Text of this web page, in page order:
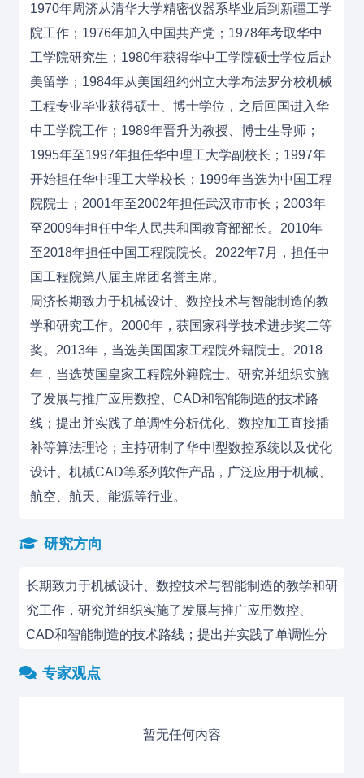
1970年周济从清华大学精密仪器系毕业后到新疆工学
院工作；1976年加入中国共产党；1978年考取华中
工学院研究生；1980年获得华中工学院硕士学位后赴
美留学；1984年从美国纽约州立大学布法罗分校机械
工程专业毕业获得硕士、博士学位，之后回国进入华
中工学院工作；1989年晋升为教授、博士生导师；
1995年至1997年担任华中理工大学副校长；1997年
开始担任华中理工大学校长；1999年当选为中国工程
院院士；2001年至2002年担任武汉市市长；2003年
至2009年担任中华人民共和国教育部部长。2010年
至2018年担任中国工程院院长。2022年7月，担任中
国工程院第八届主席团名誉主席。
周济长期致力于机械设计、数控技术与智能制造的教
学和研究工作。2000年，获国家科学技术进步奖二等
奖。2013年，当选美国国家工程院外籍院士。2018
年，当选英国皇家工程院外籍院士。研究并组织实施
了发展与推广应用数控、CAD和智能制造的技术路
线；提出并实践了单调性分析优化、数控加工直接插
补等算法理论；主持研制了华中I型数控系统以及优化
设计、机械CAD等系列软件产品，广泛应用于机械、
航空、航天、能源等行业。
研究方向
长期致力于机械设计、数控技术与智能制造的教学和研
究工作，研究并组织实施了发展与推广应用数控、
CAD和智能制造的技术路线；提出并实践了单调性分
中I型数控系统以及优化设计、机械CAD等系列软件产
专家观点
暂无任何内容